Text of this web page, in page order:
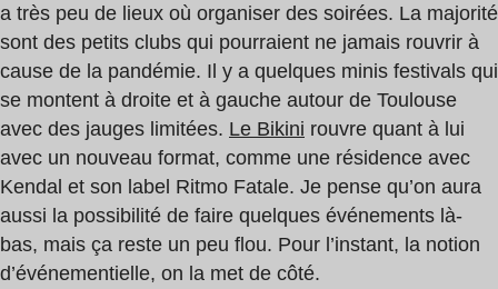
a très peu de lieux où organiser des soirées. La majorité
sont des petits clubs qui pourraient ne jamais rouvrir à
cause de la pandémie. Il y a quelques minis festivals qui
se montent à droite et à gauche autour de Toulouse
avec des jauges limitées. Le Bikini rouvre quant à lui
avec un nouveau format, comme une résidence avec
Kendal et son label Ritmo Fatale. Je pense qu’on aura
aussi la possibilité de faire quelques événements là-
bas, mais ça reste un peu flou. Pour l’instant, la notion
d’événementielle, on la met de côté.